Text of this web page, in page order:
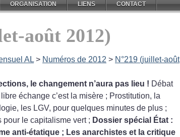
ORGANISATION LIENS CONTACT
août 2012)
AL > Numéros de 2012 > N°219 (juillet-août
le changement n’aura pas lieu ! Débat
échange c’est la misère ; Prostitution, la
les LGV, pour quelques minutes de plus ;
pour le capitalisme vert ; Dossier spécial État :
anti-étatique ; Les anarchistes et la critique